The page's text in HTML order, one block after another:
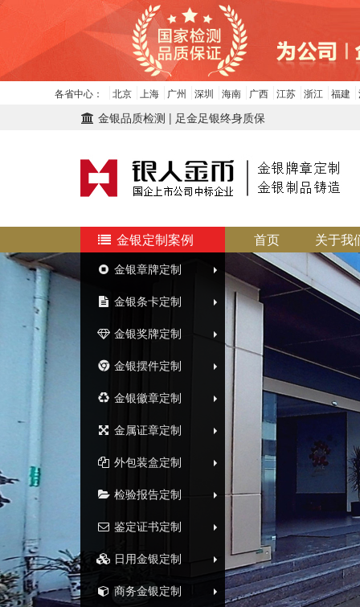
各省中心： 北京 上海 广州 深圳 海南 广西 江苏 浙江 福建
金银品质检测 | 足金足银终身质保
金银定制案例
金银章牌定制
金银条卡定制
金银奖牌定制
金银摆件定制
金银徽章定制
金属证章定制
外包装盒定制
检验报告定制
鉴定证书定制
日用金银定制
商务金银定制
首页 关于我